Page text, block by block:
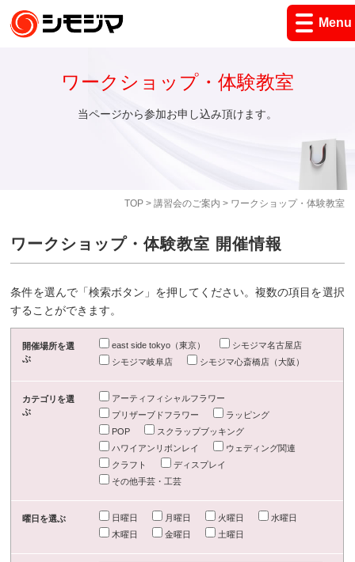
Menu
TOP> 講習会のご案内 > ワークショップ・体験教室
ワークショップ・体験教室
当ページから参加お申し込み頂けます。
ワークショップ・体験教室 開催情報
条件を選んで「検索ボタン」を押してください。複数の項目を選択
することができます。
開催場所を選
ぶ
east side tokyo（東京）
シモジマ名古屋店
シモジマ岐阜店
シモジマ心斎橋店（大阪）
カテゴリを選
ぶ
アーティフィシャルフラワー
プリザーブドフラワー
ラッピング
POP
スクラップブッキング
ハワイアンリボンレイ
ウェディング関連
クラフト
ディスプレイ
その他手芸・工芸
曜日を選ぶ 日曜日 月曜日 火曜日
水曜日
木曜日
金曜日 土曜日